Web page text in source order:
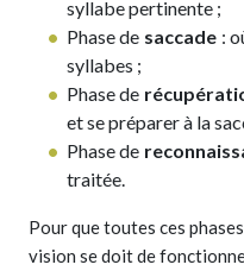
syllabe pertinente ;
Phase de saccade :
syllabes ;
Phase de
et se préparer à la
Phase de
traitée.
Pour que toutes ces
vision se doit de